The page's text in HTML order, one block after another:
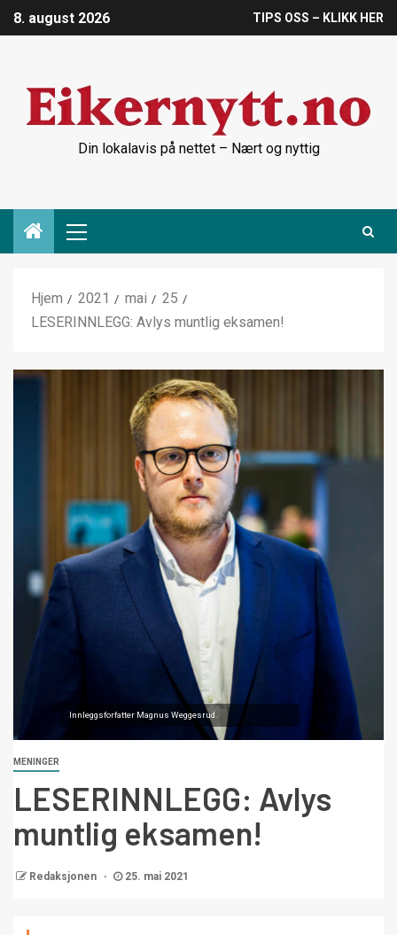
8. august 2026 TIPS OSS – KLIKK HER
Din lokalavis på nettet – Nært og nyttig
Hjem 2021 mai
25
LESERINNLEGG: Avlys muntlig eksamen!
Innleggsforfatter Magnus Weggesrud.
MENINGER
LESERINNLEGG: Avlys
muntlig eksamen!
Redaksjonen 25. mai 2021